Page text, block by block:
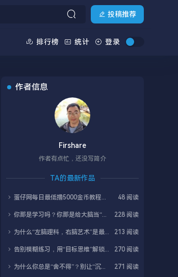
投稿推荐
排行榜 统计 登录
作者信息
Firshare
作者有点忙，还没写简介
TA的最新作品
蛋仔网每日最低撸5000金币教程，白嫖金币快速赚大钱 48 阅读
你那是学习吗？你那是给大脑当“临时仓库”！掌握这个神技，一年学完33门课不是梦！ 228 阅读
为什么“左脑理科，右脑艺术”是最大的科学谣言？ 213 阅读
告别模糊练习，用“目标思维”解锁你的高效成长 270 阅读
为什么你总是“舍不得”？别让“沉没成本”掏空你的未来 271 阅读